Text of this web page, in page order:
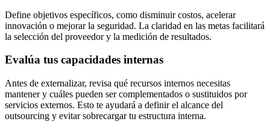
Define objetivos específicos, como disminuir costos, acelerar
innovación o mejorar la seguridad. La claridad en las metas facilitará
la selección del proveedor y la medición de resultados.
Evalúa tus capacidades internas
Antes de externalizar, revisa qué recursos internos necesitas
mantener y cuáles pueden ser complementados o sustituidos por
servicios externos. Esto te ayudará a definir el alcance del
outsourcing y evitar sobrecargar tu estructura interna.